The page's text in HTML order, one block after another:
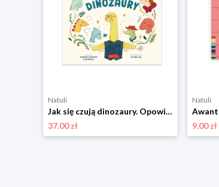
Natuli
Jak się czują dinozaury. Opowieści 5 minut przed snem Harper colins / harper kids
37.00 zł
Natuli
9.00 zł